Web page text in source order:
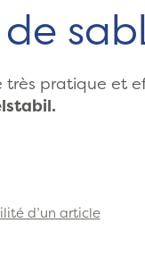
de
très pratique et
d’un article